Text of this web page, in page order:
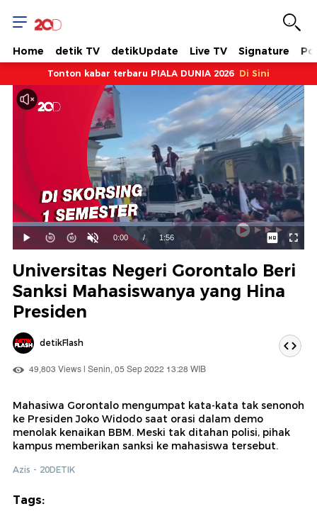
Home detik TV detikUpdate Live TV Signature
Tonton kabar terbaru PIALA DUNIA 2026 Di Sini
Mainkan
Suara
Hidup
Waktu
0:00 / Durasi
1:56
Dimuat:
54.62%
Universitas Negeri Gorontalo Beri
Sanksi Mahasiswanya yang Hina
Presiden
detikFlash
49,803 Views | Senin, 05 Sep 2022 13:28 WIB
Mahasiwa Gorontalo mengumpat kata-kata tak senonoh
ke Presiden Joko Widodo saat orasi dalam demo
menolak kenaikan BBM. Meski tak ditahan polisi, pihak
kampus memberikan sanksi ke mahasiswa tersebut.
Azis - 20DETIK
Tags: